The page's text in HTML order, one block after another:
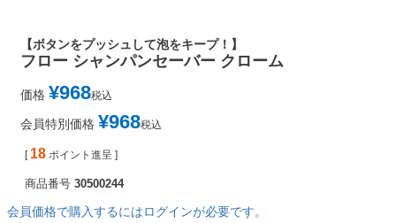
【ボタンをプッシュして泡をキープ！】
フロー シャンパンセーバー クローム
価格 ¥968税込
会員特別価格 ¥968税込
[ 18 ポイント進呈 ]
商品番号 30500244
会員価格で購入するにはログインが必要です。